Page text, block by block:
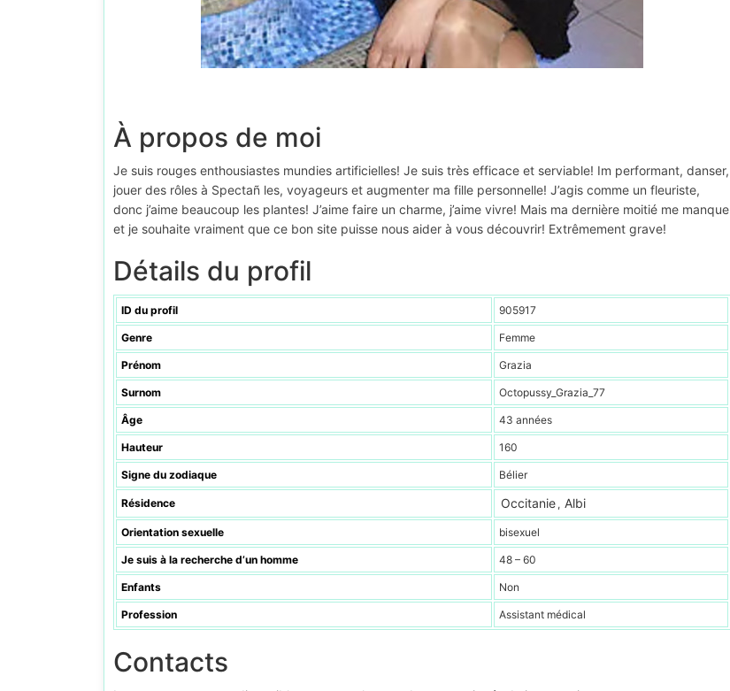
À propos de moi
Je suis rouges enthousiastes mundies artificielles! Je suis très efficace et serviable! Im performant, danser,
jouer des rôles à Spectañ les, voyageurs et augmenter ma fille personnelle! J’agis comme un fleuriste,
donc j’aime beaucoup les plantes! J’aime faire un charme, j’aime vivre! Mais ma dernière moitié me manque
et je souhaite vraiment que ce bon site puisse nous aider à vous découvrir! Extrêmement grave!
Détails du profil
ID du profil 905917
Genre Femme
Prénom Grazia
Surnom Octopussy_Grazia_77
Âge 43 années
Hauteur 160
Signe du zodiaque Bélier
Résidence Occitanie , Albi
Orientation sexuelle bisexuel
Je suis à la recherche d’un homme 48 – 60
Enfants Non
Profession Assistant médical
Contacts